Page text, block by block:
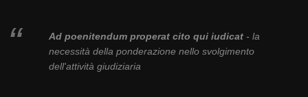
Ad poenitendum properat cito qui iudicat- la
necessità della ponderazione nello svolgimento
dell'attività giudiziaria